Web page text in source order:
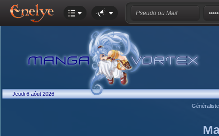
Jeudi 6 aôut 2026